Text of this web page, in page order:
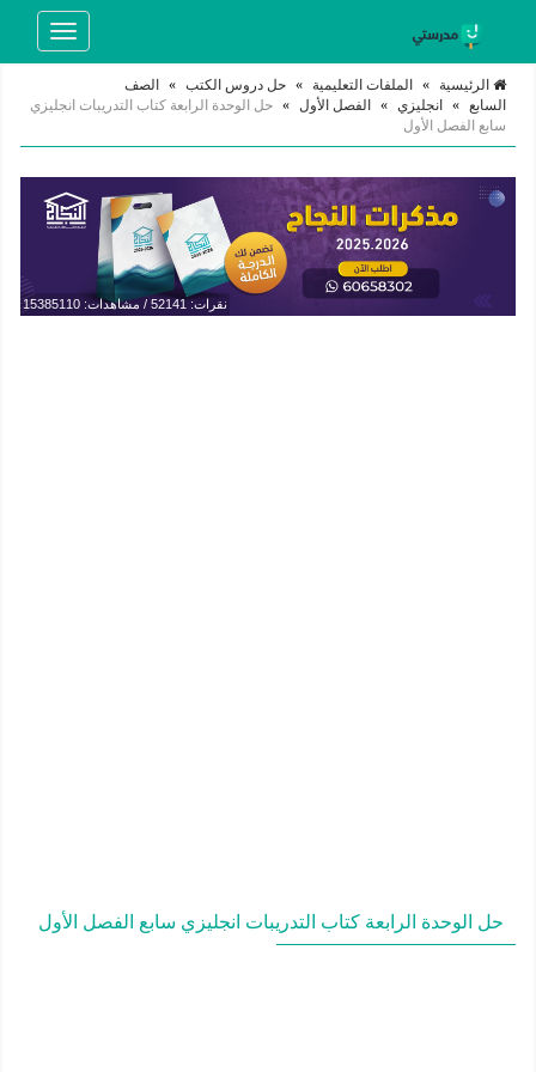
Toggle
الرئيسية » الملفات التعليمية » حل دروس الكتب »
الصف
السابع » انجليزي » الفصل الأول » حل الوحدة الرابعة كتاب التدريبات انجليزي
سابع الفصل الأول
نقرات: 52141 / مشاهدات: 15385110
حل الوحدة الرابعة كتاب التدريبات انجليزي سابع الفصل الأول